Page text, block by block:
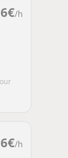
6€/h
6€/h